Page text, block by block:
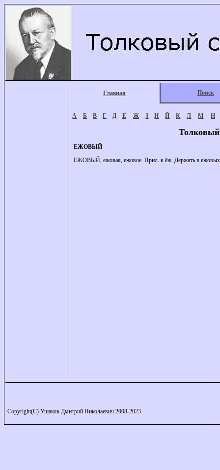
Главная Поиск
А Б В Г Д Е Ж З И Й К Л М Н
ЕЖОВЫЙ
ЕЖОВЫЙ, ежовая, ежовое. Прил. к ёж. Держать в ежовых
Copyright(C) Ушаков Дмитрий Николаевич 2008-2023